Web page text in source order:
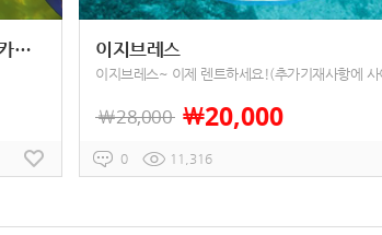
씨라이프 파크 - 하와이안 리프 샤크 인카운터 이지브레스
￦28,000 ￦20,000
0 11,316